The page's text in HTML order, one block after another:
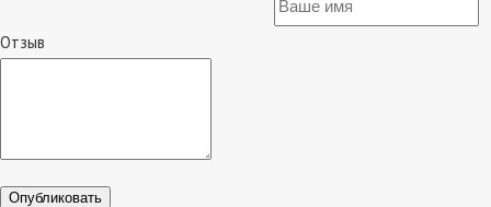
Отзыв
Опубликовать